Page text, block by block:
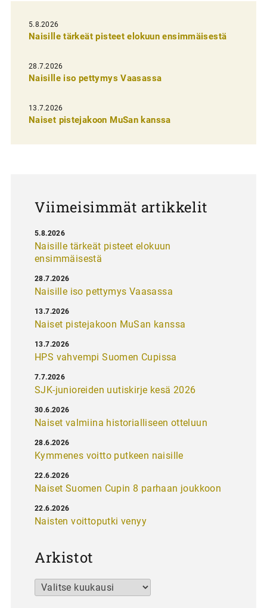
e
l
i
e
n
e
5.8.2026
Naisille tärkeät pisteet elokuun ensimmäisestä
28.7.2026
Naisille iso pettymys Vaasassa
13.7.2026
Naiset pistejakoon MuSan kanssa
Viimeisimmät artikkelit
Naisille tärkeät pisteet elokuun
ensimmäisestä
5.8.2026
Naisille iso pettymys Vaasassa
28.7.2026
Naiset pistejakoon MuSan kanssa
13.7.2026
HPS vahvempi Suomen Cupissa
13.7.2026
SJK-junioreiden uutiskirje kesä 2026
7.7.2026
Naiset valmiina historialliseen otteluun
30.6.2026
Kymmenes voitto putkeen naisille
28.6.2026
Naiset Suomen Cupin 8 parhaan joukkoon
22.6.2026
Naisten voittoputki venyy
22.6.2026
Arkistot
Arkistot